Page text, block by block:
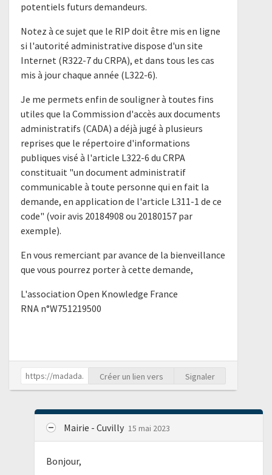
potentiels futurs demandeurs.
Notez à ce sujet que le RIP doit être mis en ligne
si l'autorité administrative dispose d'un site
Internet (R322-7 du CRPA), et dans tous les cas
mis à jour chaque année (L322-6).
Je me permets enfin de souligner à toutes fins
utiles que la Commission d'accès aux documents
administratifs (CADA) a déjà jugé à plusieurs
reprises que le répertoire d'informations
publiques visé à l'article L322-6 du CRPA
constituait "un document administratif
communicable à toute personne qui en fait la
demande, en application de l'article L311-1 de ce
code" (voir avis 20184908 ou 20180157 par
exemple).
En vous remerciant par avance de la bienveillance
que vous pourrez porter à cette demande,
L'association Open Knowledge France
RNA n°W751219500
Créer un lien vers Signaler
Mairie - Cuvilly 15 mai 2023
Bonjour,